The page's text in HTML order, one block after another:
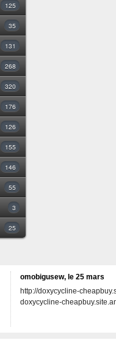
125
35
131
268
320
176
126
155
146
55
3
25
omobigusew, le 25 mars
http://doxycycline-
doxycycline-